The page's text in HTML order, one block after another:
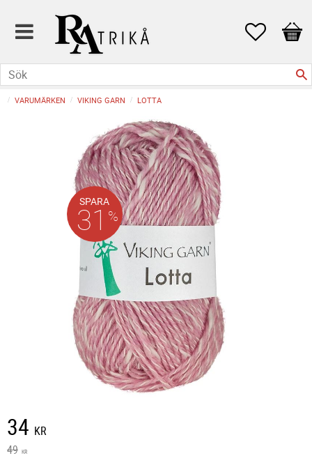
Favoriter
VARUMÄRKEN VIKING GARN LOTTA
SPARA
31 %
Nedsatt pris:
34 KR
Ordinarie pris:
49 KR